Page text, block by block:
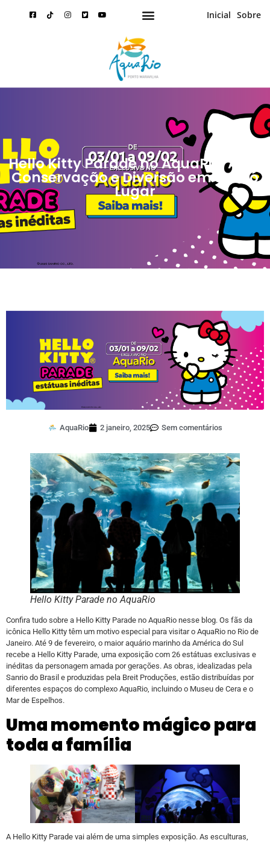
Inicial Sobre
Hello Kitty Parade no AquaRio: Arte,
Conservação e Diversão em um Só
Lugar
AquaRio 2 janeiro, 2025 Sem comentários
Hello Kitty Parade no AquaRio
Confira tudo sobre a Hello Kitty Parade no AquaRio nesse blog. Os fãs da
icônica Hello Kitty têm um motivo especial para visitar o AquaRio no Rio de
Janeiro. Até 9 de fevereiro, o maior aquário marinho da América do Sul
recebe a Hello Kitty Parade, uma exposição com 26 estátuas exclusivas e
inéditas da personagem amada por gerações. As obras, idealizadas pela
Sanrio do Brasil e produzidas pela Breit Produções, estão distribuídas por
diferentes espaços do complexo AquaRio, incluindo o Museu de Cera e o
Mar de Espelhos.
Uma momento mágico para
toda a família
A Hello Kitty Parade vai além de uma simples exposição. As esculturas,